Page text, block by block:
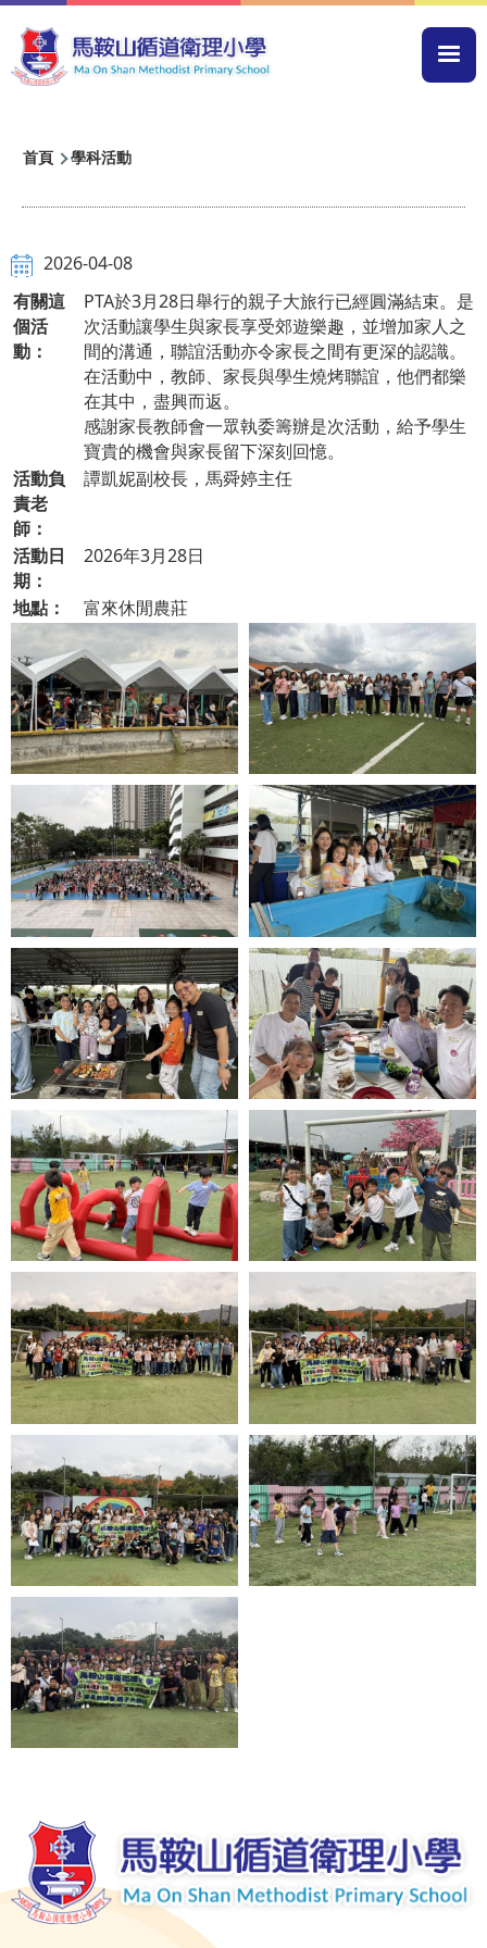
移至主內容
導
連
結
首頁 學科活動
2026-04-08
有關這
個活
動：
PTA於3月28日舉行的親子大旅行已經圓滿結束。是
次活動讓學生與家長享受郊遊樂趣，並增加家人之
間的溝通，聯誼活動亦令家長之間有更深的認識。
在活動中，教師、家長與學生燒烤聯誼，他們都樂
在其中，盡興而返。
感謝家長教師會一眾執委籌辦是次活動，給予學生
寶貴的機會與家長留下深刻回憶。
活動負
責老
師：
譚凱妮副校長，馬舜婷主任
活動日
期：
2026年3月28日
地點： 富來休閒農莊